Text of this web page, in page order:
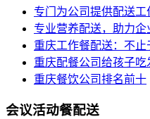
专门为公司提供配送
专业营养配送，助力
重庆工作餐配送：不
重庆配餐公司给孩子
重庆餐饮公司排名前十
会议活动餐配送